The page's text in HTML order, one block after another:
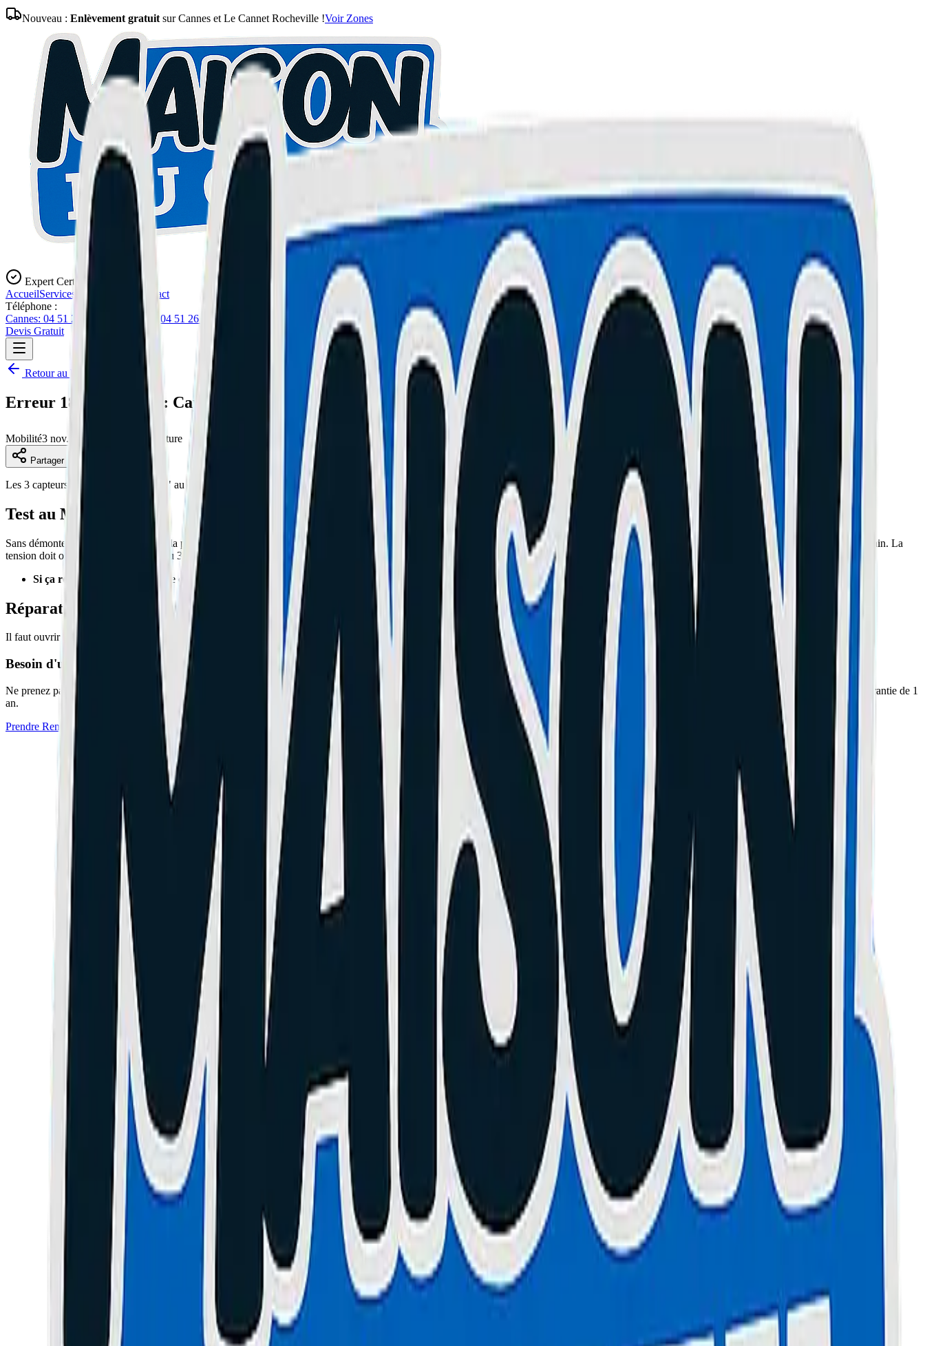
Nouveau : Enlèvement gratuit sur Cannes et Le Cannet Rocheville !Voir Zones
Expert Certifié
AccueilServices Blog
Contact
Téléphone :
Cannes: 04 51 26 27 50
Le Cannet: 04 51 26 27 51
Devis Gratuit
Retour au blog
Erreur 18 sur Xiaomi : Capteurs à effet Hall HS (Diagnostic et Réparation)
Mobilité3 nov. 2025 5 min de lecture
Partager
Les 3 capteurs Hall (A, B, C) "disent" au contrôleur où se trouve le moteur pour envoyer le courant au bon moment. S'ils sont HS, le contrôleur est aveugle : le moteur broute (phase "cognement").
Test au Multimètre
Sans démonter le moteur, débranchez la petite prise 5 fils (Hall) côté contrôleur. Mettez le noir sur le noir (GND) et le rouge sur chaque fil de couleur (Jaune, Vert, Bleu) en faisant tourner la roue à la main. La
tension doit osciller entre 0V et 5V (ou 3.3V).
Si ça reste à 0V ou 5V fixe :
Le capteur est MORT.
Réparation
Il faut ouvrir le flasque moteur. Il y a une petite platine (PCB) avec 3 capteurs (souvent ref 41F). Dessoudez le HS, ressoudez un neuf. Attention à l'étanchéité au remontage !
Besoin d'un expert à Cannes ou Le Cannet ?
Ne prenez pas de risques avec votre matériel. L'atelier Maison du Geek
situé à Cannes (06) prend en charge cette réparation rapidement avec un diagnostic professionnel, des pièces certifiées et une garantie de 1
an.
Prendre Rendez-vous à l'Atelier